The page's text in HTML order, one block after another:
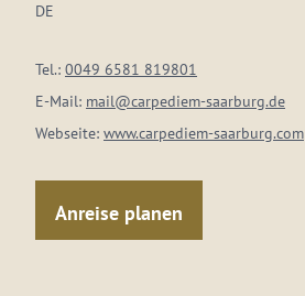
DE
Tel.: 0049 6581 819801
E-Mail: mail@carpediem-saarburg.de
Webseite: www.carpediem-saarburg.com
Anreise planen